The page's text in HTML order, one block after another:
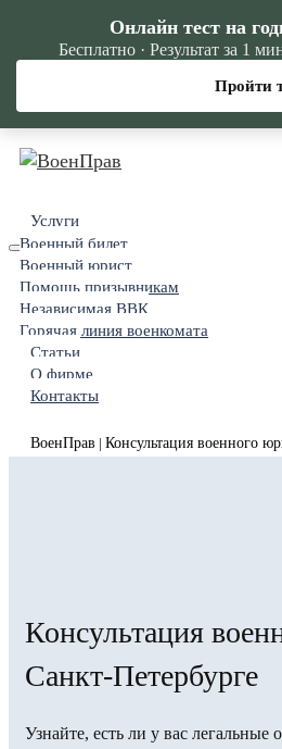
Услуги
Военный билет
Военный юрист
Помощь призывникам
Независимая ВВК
Горячая линия военкомата
Статьи
О фирме
Контакты
ВоенПрав Консультация военного
Консультация
Санкт-Петербурге
Узнайте, есть ли у вас легальные
Онлайн тест на
Бесплатно · Результат за 1
Пройти